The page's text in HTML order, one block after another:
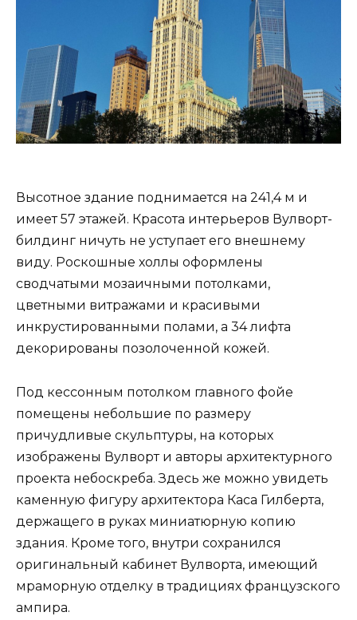
Высотное здание поднимается на 241,4 м и
имеет 57 этажей. Красота интерьеров Вулворт-
билдинг ничуть не уступает его внешнему
виду. Роскошные холлы оформлены
сводчатыми мозаичными потолками,
цветными витражами и красивыми
инкрустированными полами, а 34 лифта
декорированы позолоченной кожей.
Под кессонным потолком главного фойе
помещены небольшие по размеру
причудливые скульптуры, на которых
изображены Вулворт и авторы архитектурного
проекта небоскреба. Здесь же можно увидеть
каменную фигуру архитектора Каса Гилберта,
держащего в руках миниатюрную копию
здания. Кроме того, внутри сохранился
оригинальный кабинет Вулворта, имеющий
мраморную отделку в традициях французского
ампира.